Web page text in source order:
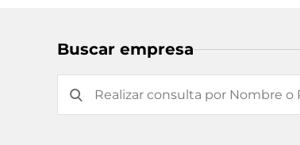
Buscar empresa